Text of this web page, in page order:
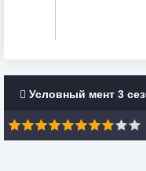
Условный мент 3